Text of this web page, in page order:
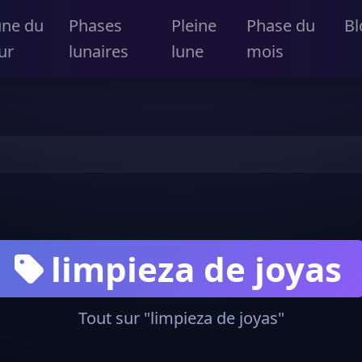
du
Phases
lunaires
Pleine
lune
Phase du
mois
limpieza de joyas
Tout sur "limpieza de joyas"